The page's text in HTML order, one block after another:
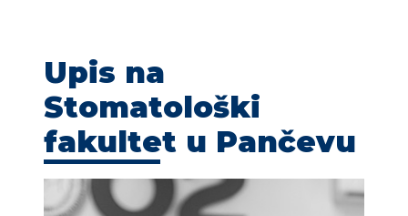
Upis na
Stomatološki
fakultet u Pančevu